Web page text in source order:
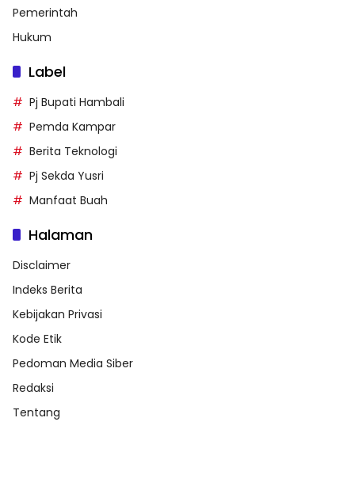
Pemerintah
Hukum
Label
Pj Bupati Hambali
Pemda Kampar
Berita Teknologi
Pj Sekda Yusri
Manfaat Buah
Halaman
Disclaimer
Indeks Berita
Kebijakan Privasi
Kode Etik
Pedoman Media Siber
Redaksi
Tentang